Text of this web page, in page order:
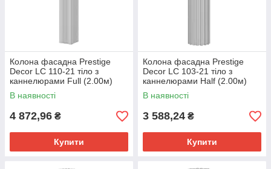
Колона фасадна Prestige
Decor LC 110-21 тіло з
каннелюрами Full (2.00м)
В наявності
4 872,96 ₴
Купити
Колона фасадна Prestige
Decor LC 103-21 тіло з
каннелюрами Half (2.00м)
В наявності
3 588,24 ₴
Купити